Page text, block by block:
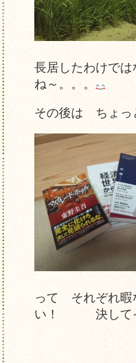
長居したわけで
ね～。。。
その後は ちょっ
って それぞれ
い！ 決してイ